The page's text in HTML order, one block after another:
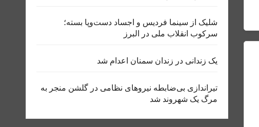
شلیک از سینما فردیس و اجساد دست‌وپا بسته؛
سرکوب انقلاب ملی در البرز
یک زندانی در زندان سمنان اعدام شد
تیراندازی بی‌ضابطه نیروهای نظامی در گلشن منجر به
مرگ یک شهروند شد